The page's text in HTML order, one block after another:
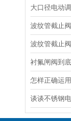
衬氟闸阀到
怎样正确运